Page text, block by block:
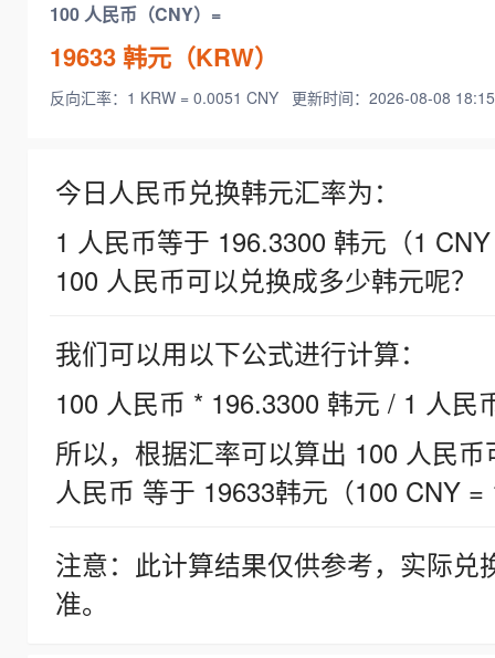
100 人民币（CNY）=
19633韩元（KRW）
反向汇率：1 KRW = 0.0051 CNY 更新时间：2026-08-08
今日人民币兑换韩元汇率为：
1 人民币等于 196.3300 韩元（1
100 人民币可以兑换成多少韩元呢？
我们可以用以下公式进行计算：
100 人民币 * 196.3300 韩元 / 1 人民
所以，根据汇率可以算出 100 人民
人民币 等于 19633韩元（100 CNY =
注意：此计算结果仅供参考，实际
准。